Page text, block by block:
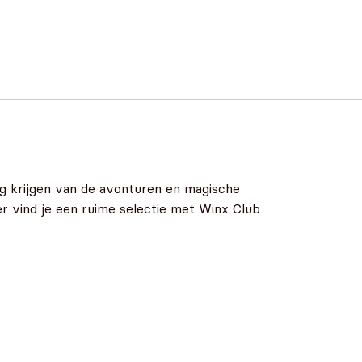
krijgen van de avonturen en magische
vind je een ruime selectie met Winx Club